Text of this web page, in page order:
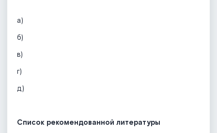
а)
б)
в)
г)
д)
Список рекомендованной литературы